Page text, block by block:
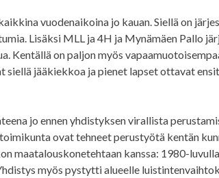
vuodenaikoina jo kauan. Siellä on
Lisäksi MLL ja 4H ja Mynämäen Pallo
Kentällä on paljon myös
jääkiekkoa ja pienet lapset ottavat
jo ennen yhdistyksen virallista
ovat tehneet perustyötä kentän
maatalouskonetehtaan kanssa: 1980-
myös pystytti alueelle